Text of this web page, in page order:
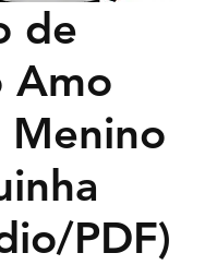
de
Amo
Menino
PDF)